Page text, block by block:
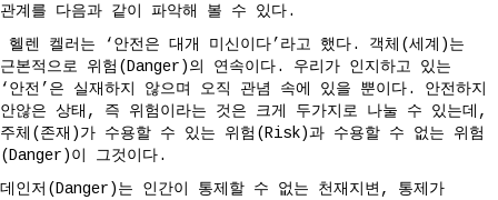
관계를 다음과 같이 파악해 볼 수 있다.
헬렌 켈러는 ‘안전은 대개 미신이다’라고 했다. 객체(세계)는
근본적으로 위험(Danger)의 연속이다. 우리가 인지하고 있는
‘안전’은 실재하지 않으며 오직 관념 속에 있을 뿐이다. 안전하지
안않은 상태, 즉 위험이라는 것은 크게 두가지로 나눌 수 있는데,
주체(존재)가 수용할 수 있는 위험(Risk)과 수용할 수 없는 위험
(Danger)이 그것이다.
데인저(Danger)는 인간이 통제할 수 없는 천재지변, 통제가